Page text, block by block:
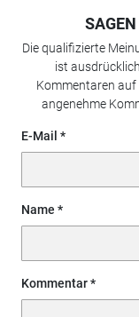
Die qualifizierte
ist
Kommentaren auf
angenehme
E-Mail
Name
Kommentar